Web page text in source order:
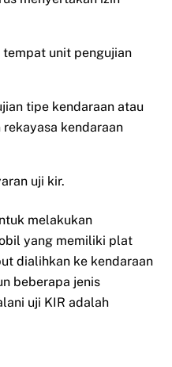
tempat unit pengujian
tipe kendaraan atau
kendaraan
uji kir.
melakukan
yang memiliki plat
dialihkan ke kendaraan
beberapa jenis
uji KIR adalah